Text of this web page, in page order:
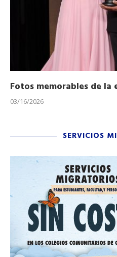
Fotos memorables de la
03/16/2026
SERVICIOS